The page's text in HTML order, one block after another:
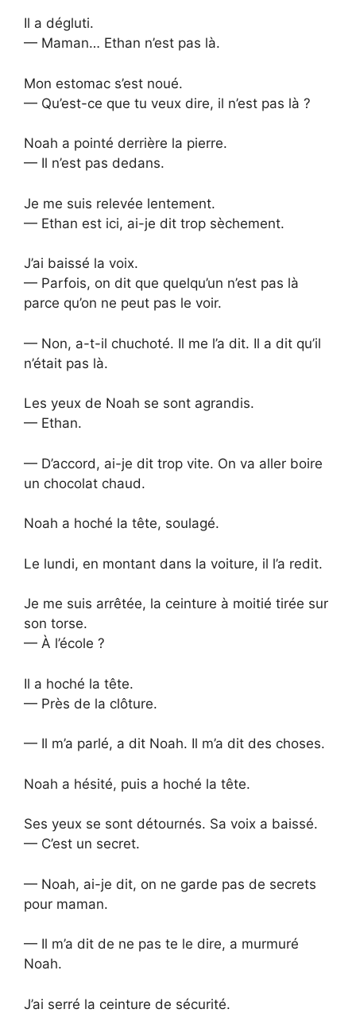
Il a dégluti.
— Maman… Ethan n’est pas là.
Mon estomac s’est noué.
— Qu’est-ce que tu veux dire, il n’est pas là ?
Noah a pointé derrière la pierre.
— Il n’est pas dedans.
Je me suis relevée lentement.
— Ethan est ici, ai-je dit trop sèchement.
J’ai baissé la voix.
— Parfois, on dit que quelqu’un n’est pas là
parce qu’on ne peut pas le voir.
— Non, a-t-il chuchoté. Il me l’a dit. Il a dit qu’il
n’était pas là.
Les yeux de Noah se sont agrandis.
— Ethan.
— D’accord, ai-je dit trop vite. On va aller boire
un chocolat chaud.
Noah a hoché la tête, soulagé.
Le lundi, en montant dans la voiture, il l’a redit.
Je me suis arrêtée, la ceinture à moitié tirée sur
son torse.
— À l’école ?
Il a hoché la tête.
— Près de la clôture.
— Il m’a parlé, a dit Noah. Il m’a dit des choses.
Noah a hésité, puis a hoché la tête.
Ses yeux se sont détournés. Sa voix a baissé.
— C’est un secret.
— Noah, ai-je dit, on ne garde pas de secrets
pour maman.
— Il m’a dit de ne pas te le dire, a murmuré
Noah.
J’ai serré la ceinture de sécurité.